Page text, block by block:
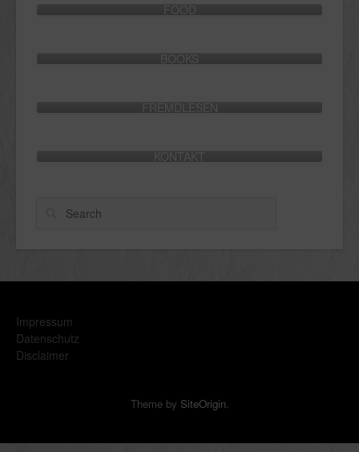
FOOD
BOOKS
FREMDLESEN
KONTAKT
Impressum
Datenschutz
Disclaimer
Theme by SiteOrigin.